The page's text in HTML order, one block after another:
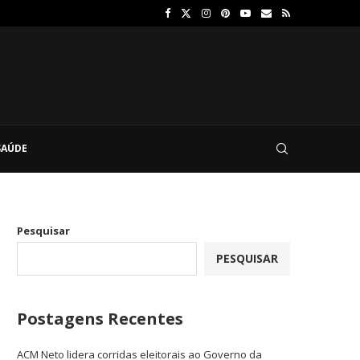
Pesquisar
PESQUISAR
Postagens Recentes
ACM Neto lidera corridas eleitorais ao Governo da